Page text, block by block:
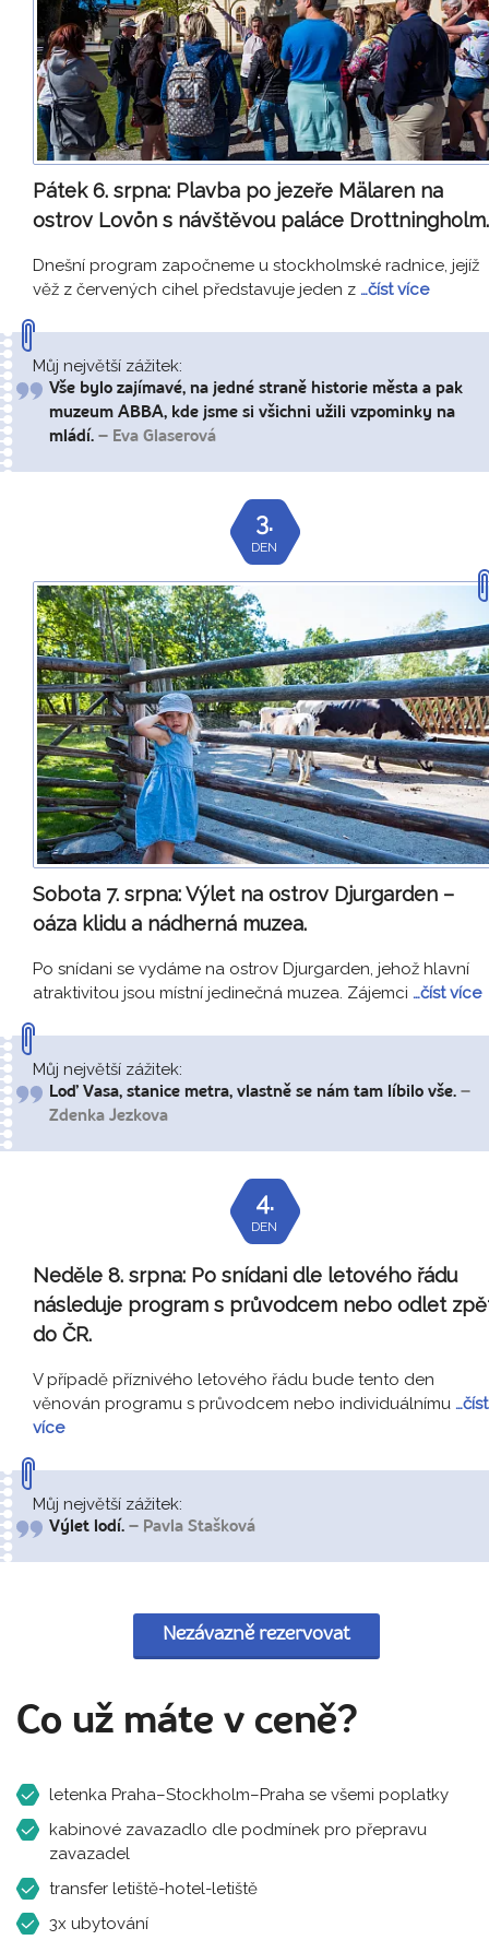
Pátek 6. srpna: Plavba po jezeře Mälaren na
ostrov Lovön s návštěvou paláce Drottningholm.
Dnešní program započneme u stockholmské radnice, jejíž
věž z červených cihel představuje jeden z …číst více
Můj největší zážitek:
Vše bylo zajímavé, na jedné straně historie města a pak
muzeum ABBA, kde jsme si všichni užili vzpominky na
mládí. – Eva Glaserová
3.
DEN
Sobota 7. srpna:Výlet na ostrov Djurgarden –
oáza klidu a nádherná muzea.
Po snídani se vydáme na ostrov Djurgarden, jehož hlavní
atraktivitou jsou místní jedinečná muzea. Zájemci …číst více
Můj největší zážitek:
Loď Vasa, stanice metra, vlastně se nám tam líbilo vše. –
Zdenka Jezkova
4.
DEN
Neděle 8. srpna: Po snídani dle letového řádu
následuje program s průvodcem nebo odlet
do ČR.
V případě příznivého letového řádu bude tento den
věnován programu s průvodcem nebo individuálnímu …číst
více
Můj největší zážitek:
Výlet lodí. – Pavla Stašková
Nezávazně rezervovat
Co už máte v ceně?
letenka Praha–Stockholm–Praha se všemi poplatky
kabinové zavazadlo dle podmínek pro přepravu
zavazadel
transfer letiště-hotel-letiště
3x ubytování